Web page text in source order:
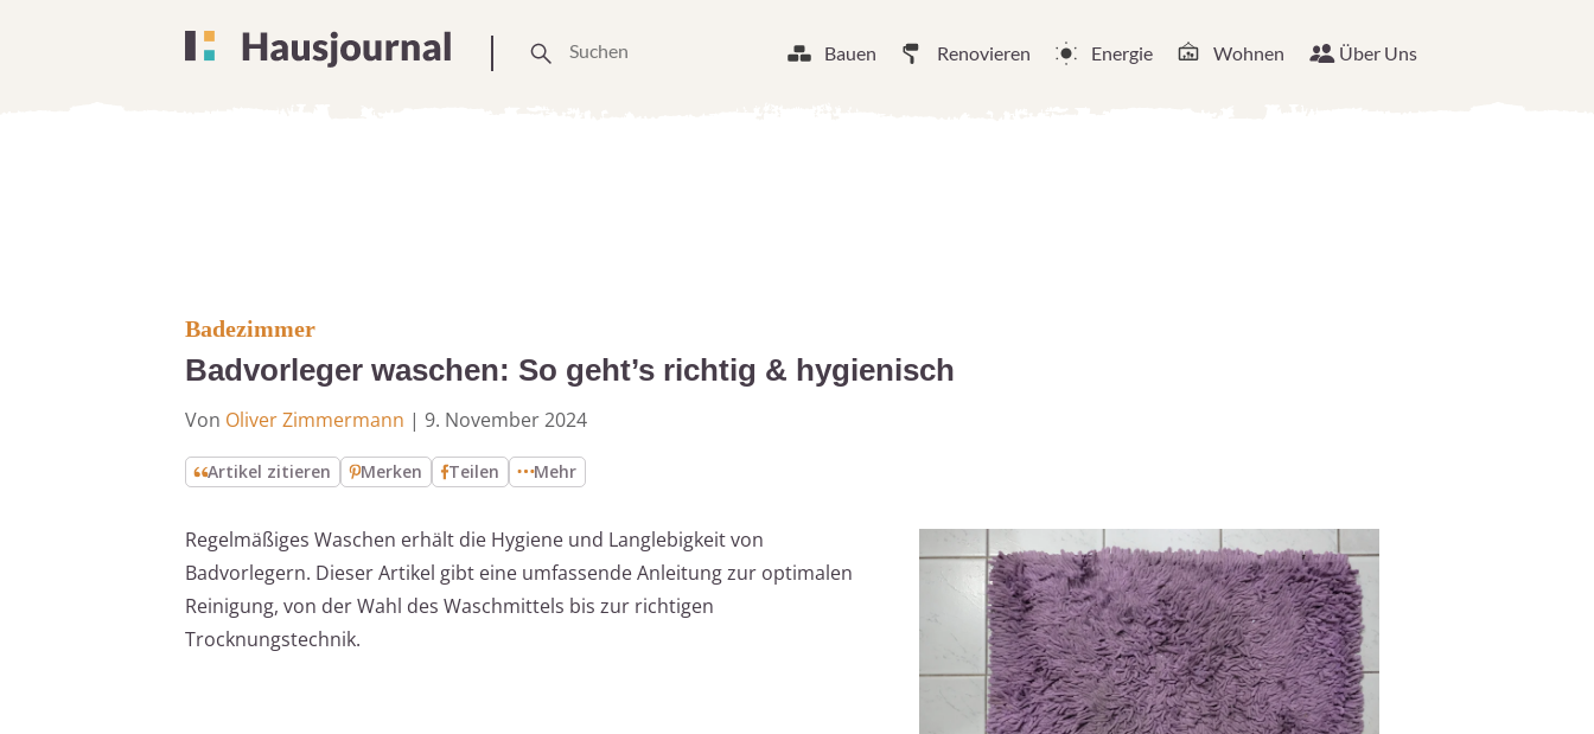
Bauen Renovieren Energie Wohnen Über Uns
Badezimmer
Badvorleger waschen: So geht’s richtig & hygienisch
Von Oliver Zimmermann | 9. November 2024
Artikel zitieren Merken Teilen Mehr
Regelmäßiges Waschen erhält die Hygiene und Langlebigkeit von
Badvorlegern. Dieser Artikel gibt eine umfassende Anleitung zur optimalen
Reinigung, von der Wahl des Waschmittels bis zur richtigen
Trocknungstechnik.